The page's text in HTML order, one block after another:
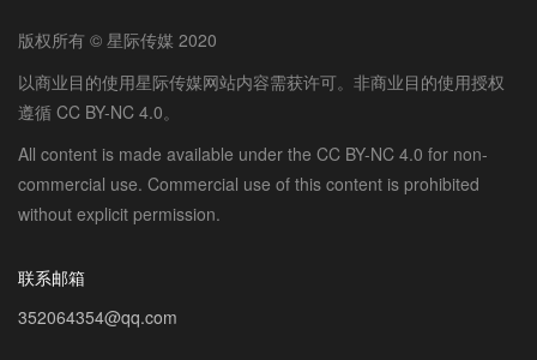
版权所有 © 星际传媒 2020
以商业目的使用星际传媒网站内容需获许可。非商业目的使用授权
遵循 CC BY-NC 4.0。
All content is made available under the CC BY-NC 4.0 for non-
commercial use. Commercial use of this content is prohibited
without explicit permission.
联系邮箱
352064354@qq.com